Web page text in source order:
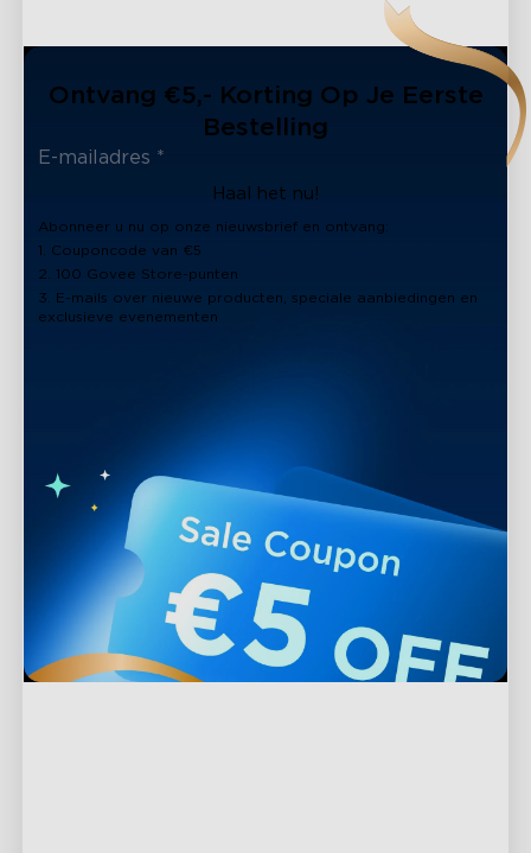
Ontvang €5,- Korting Op Je Eerste
Bestelling
Haal het nu!
Abonneer u nu op onze nieuwsbrief en ontvang:
1. Couponcode van €5
2. 100 Govee Store-punten
3. E-mails over nieuwe producten, speciale aanbiedingen en
exclusieve evenementen